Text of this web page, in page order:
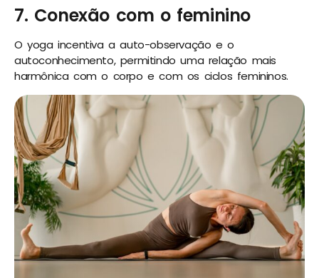
7. Conexão com o feminino
O yoga incentiva a auto-observação e o
autoconhecimento, permitindo uma relação mais
harmônica com o corpo e com os ciclos femininos.